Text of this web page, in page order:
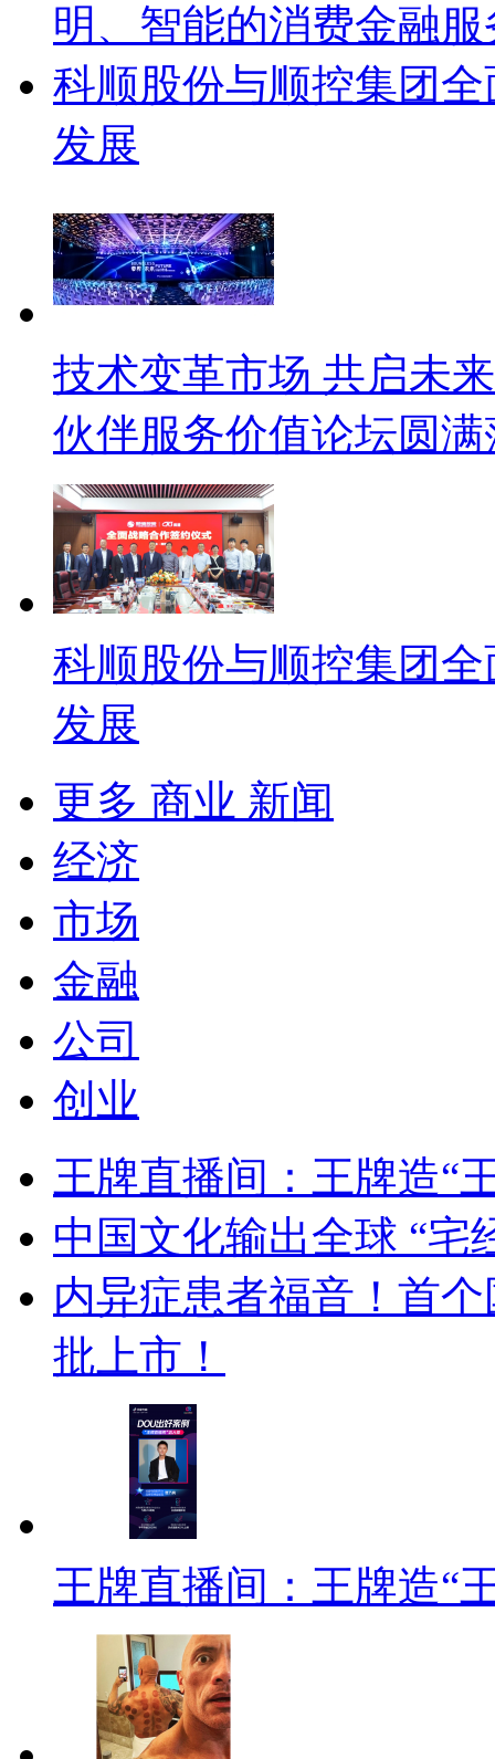
明、智能的消费金融服
科顺股份与顺控集团
发展
技术变革市场 共启未
伙伴服务价值论坛圆满
科顺股份与顺控集团
发展
更多 商业 新闻
经济
市场
金融
公司
创业
王牌直播间：王牌造“
中国文化输出全球 “宅
内异症患者福音！首
批上市！
王牌直播间：王牌造“